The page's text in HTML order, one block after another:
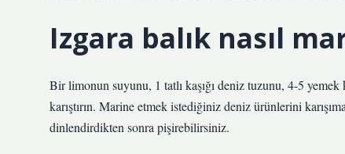
Izgara balık nasıl
Bir limonun suyunu, 1 tatlı kaşığı deniz tuzunu, 4-5 yemek
karıştırın. Marine etmek istediğiniz deniz ürünlerini
dinlendirdikten sonra pişirebilirsiniz.